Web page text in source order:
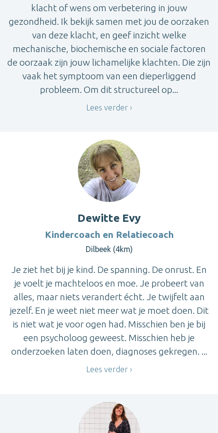
klacht of wens om verbetering in jouw
gezondheid. Ik bekijk samen met jou de oorzaken
van deze klacht, en geef inzicht welke
mechanische, biochemische en sociale factoren
de oorzaak zijn jouw lichamelijke klachten. Die zijn
vaak het symptoom van een dieperliggend
probleem. Om dit structureel op...
Lees verder
Dewitte Evy
Kindercoach en Relatiecoach
Dilbeek (4km)
Je ziet het bij je kind. De spanning. De onrust. En
je voelt je machteloos en moe. Je probeert van
alles, maar niets verandert écht. Je twijfelt aan
jezelf. En je weet niet meer wat je moet doen. Dit
is niet wat je voor ogen had. Misschien ben je bij
een psycholoog geweest. Misschien heb je
onderzoeken laten doen, diagnoses gekregen. ...
Lees verder